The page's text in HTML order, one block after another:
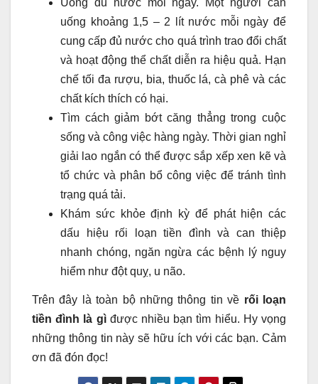
Uống đủ nước mỗi ngày. Một người cần
uống khoảng 1,5 – 2 lít nước mỗi ngày để
cung cấp đủ nước cho quá trình trao đổi chất
và hoạt động thể chất diễn ra hiệu quả. Hạn
chế tối đa rượu, bia, thuốc lá, cà phê và các
chất kích thích có hại.
Tìm cách giảm bớt căng thẳng trong cuộc
sống và công việc hàng ngày. Thời gian nghỉ
giải lao ngắn có thể được sắp xếp xen kẽ và
tổ chức và phân bổ công việc để tránh tình
trạng quá tải.
Khám sức khỏe định kỳ để phát hiện các
dấu hiệu rối loạn tiền đình và can thiệp
nhanh chóng, ngăn ngừa các bệnh lý nguy
hiểm như đột quỵ, u não.
Trên đây là toàn bộ những thông tin về rối loạn
tiền đình là gì được nhiều bạn tìm hiểu. Hy vọng
những thông tin này sẽ hữu ích với các bạn. Cảm
ơn đã đón đọc!